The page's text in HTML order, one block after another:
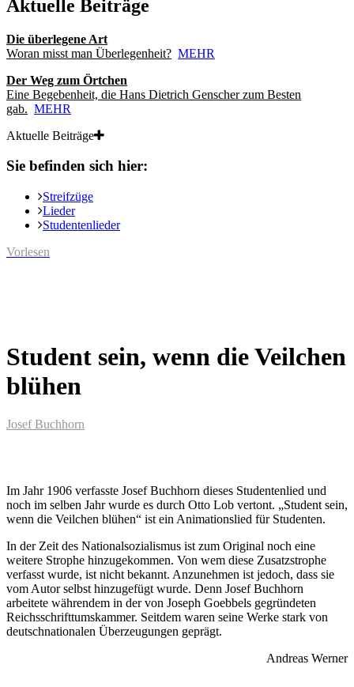
Aktuelle Beiträge
Die überlegene Art
Woran misst man Überlegenheit? MEHR
Der Weg zum Örtchen
Eine Begebenheit, die Hans Dietrich Genscher zum Besten
gab. MEHR
Aktuelle Beiträge
Sie befinden sich hier:
Streifzüge
Lieder
Studentenlieder
Vorlesen
Student sein, wenn die Veilchen
blühen
Josef Buchhorn
Im Jahr 1906 verfasste Josef Buchhorn dieses Studentenlied und
noch im selben Jahr wurde es durch Otto Lob vertont. „Student sein,
wenn die Veilchen blühen“ ist ein Animationslied für Studenten.
In der Zeit des Nationalsozialismus ist zum Original noch eine
weitere Strophe hinzugekommen. Von wem diese Zusatzstrophe
verfasst wurde, ist nicht bekannt. Anzunehmen ist jedoch, dass sie
vom Autor selbst hinzugefügt wurde. Denn Josef Buchhorn
arbeitete währendem in der von Joseph Goebbels gegründeten
Reichsschrifttumskammer. Seitdem waren seine Werke stark von
deutschnationalen Überzeugungen geprägt.
Andreas Werner